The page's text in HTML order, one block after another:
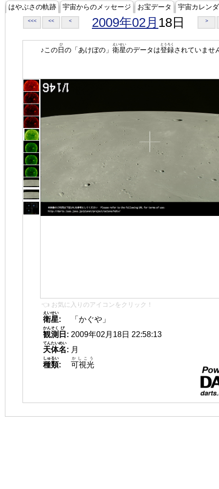
はやぶさの軌跡 宇宙からのメッセージ お宝データ 宇宙カレン
<<< << < 2009年02月 18日 >
♪この日
ひ
の「あけぼの」 衛星
えいせい
のデータは登録
とうろく
されていませ
👈 お気に入りのアイコンをクリック！
衛星
えいせい
:
「かぐや」
観測
かんそく
日
び
: 2009年02月18日 22:58:13
天体名
てんたいめい
: 月
種類
しゅるい
: 可視光
かしこう